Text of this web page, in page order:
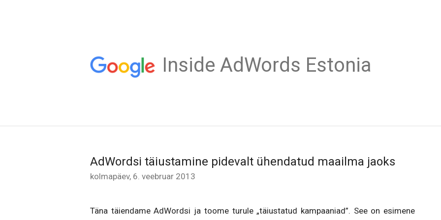
Inside AdWords Estonia
AdWordsi täiustamine pidevalt ühendatud maailma jaoks
kolmapäev, 6. veebruar 2013
Täna täiendame AdWordsi ja toome turule „täiustatud kampaaniad”. See on esimene